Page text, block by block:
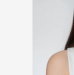
及个
争力
进及
完成
申请
加哥
大学
学、